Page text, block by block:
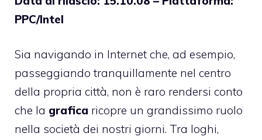
PPC/Intel
Sia navigando in Internet che, ad esempio,
passeggiando tranquillamente nel centro
della propria città, non è raro rendersi conto
che la grafica ricopre un grandissimo ruolo
nella società dei nostri giorni. Tra loghi,